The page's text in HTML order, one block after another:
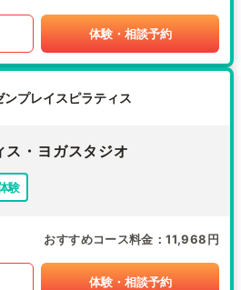
体験・相談予約
ンプレイスピラティス
ス・ヨガスタジオ
験
おすすめコース料金 11,968円
体験・相談予約